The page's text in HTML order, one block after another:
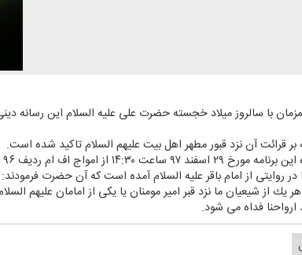
با سالروز میلاد خجسته حضرت علی علیه السلام این رسانه
بر قرائت آن نزد قبور مطهر اهل بیت علیهم السلام تاكید شده است.
از امواج اف ام ردیف ۹۶ باشند
از امام باقر علیه السلام آمده است كه آن حضرت فرمودند:
هر یك از شیعیان ما نزد قبر امیر مومنان یا یكی از امامان
ارواحنا فداه می شود.